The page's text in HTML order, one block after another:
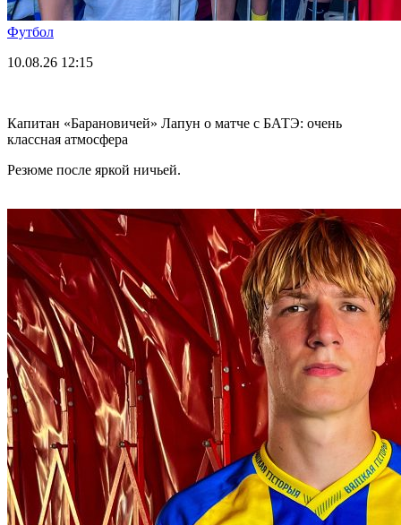
Футбол
10.08.26 12:15
Капитан «Барановичей» Лапун о матче с БАТЭ: очень
классная атмосфера
Резюме после яркой ничьей.